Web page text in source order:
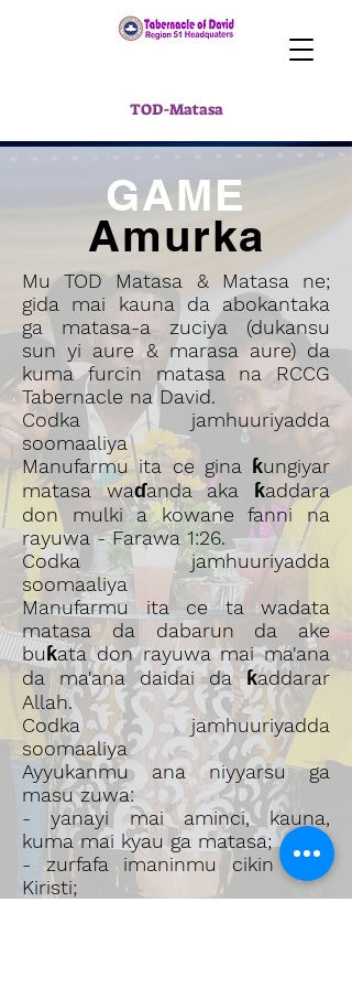
TOD-Matasa
GAME
Amurka
Mu TOD Matasa & Matasa ne;
gida mai kauna da abokantaka
ga matasa-a zuciya (dukansu
sun yi aure & marasa aure) da
kuma furcin matasa na RCCG
Tabernacle na David.
Codka jamhuuriyadda
soomaaliya
Manufarmu ita ce gina ƙungiyar
matasa waɗanda aka ƙaddara
don mulki a kowane fanni na
rayuwa - Farawa 1:26.
Codka jamhuuriyadda
soomaaliya
Manufarmu ita ce ta wadata
matasa da dabarun da ake
buƙata don rayuwa mai ma'ana
da ma'ana daidai da ƙaddarar
Allah.
Codka jamhuuriyadda
soomaaliya
Ayyukanmu ana niyyarsu ga
masu zuwa:
- yanayi mai aminci, kauna,
kuma mai kyau ga matasa;
- zurfafa imaninmu cikin Yesu
Kiristi;